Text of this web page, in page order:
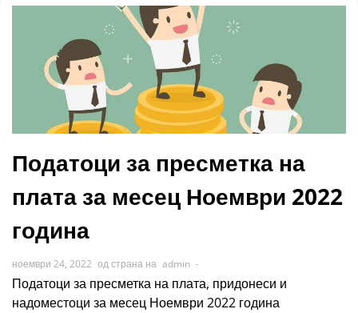
Податоци за пресметка на
плата за месец Ноември 2022
година
ноември 24, 2022 од страна на admin -
Податоци за пресметка на плата, придонеси и
надоместоци за месец Ноември 2022 година